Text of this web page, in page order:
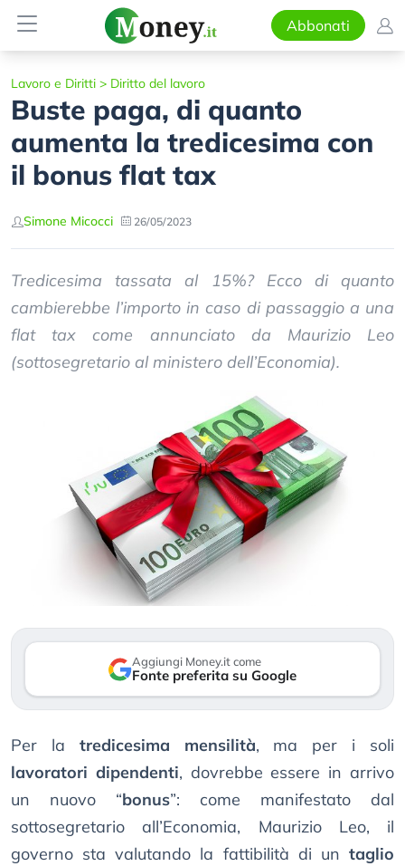
Abbonati
Lavoro e Diritti > Diritto del lavoro
Buste paga, di quanto
aumenta la tredicesima con
il bonus flat tax
Simone Micocci 26/05/2023
Tredicesima tassata al 15%? Ecco di quanto
cambierebbe l’importo in caso di passaggio a una
flat tax come annunciato da Maurizio Leo
(sottosegretario al ministero dell’Economia).
Aggiungi Money.it come
Fonte preferita su Google
Per la tredicesima mensilità, ma per i soli
lavoratori dipendenti, dovrebbe essere in arrivo
un nuovo “bonus”: come manifestato dal
sottosegretario all’Economia, Maurizio Leo, il
governo sta valutando la fattibilità di un taglio